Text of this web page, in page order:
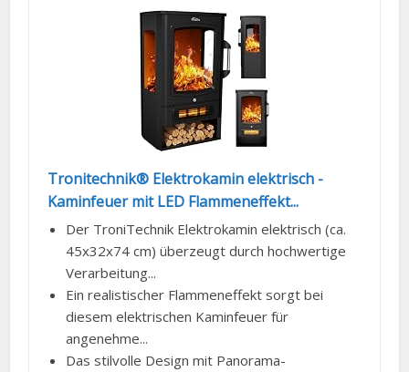
Tronitechnik® Elektrokamin elektrisch -
Kaminfeuer mit LED Flammeneffekt...
Der TroniTechnik Elektrokamin elektrisch (ca.
45x32x74 cm) überzeugt durch hochwertige
Verarbeitung...
Ein realistischer Flammeneffekt sorgt bei
diesem elektrischen Kaminfeuer für
angenehme...
Das stilvolle Design mit Panorama-